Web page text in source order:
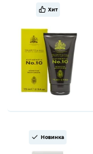
Хит
Новинка